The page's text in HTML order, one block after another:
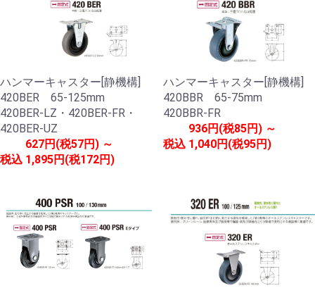
ハンマーキャスター[静機構]
420BER 65-125mm
420BER-LZ・420BER-FR・
420BER-UZ
税込
627円(税57円) ～
1,895円(税172円)
ハンマーキャスター[静機構]
420BBR 65-75mm
420BBR-FR
税込
936円(税85円) ～
1,040円(税95円)